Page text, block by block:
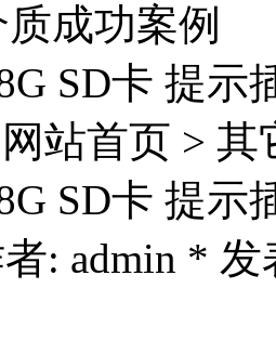
成功案例
SD卡 提示
网站首页 > 其
SD卡 提示
: admin * 发